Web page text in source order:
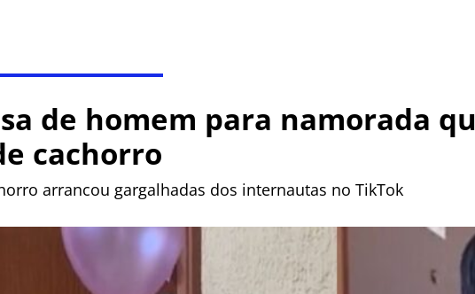
de homem para namorada
cachorro
arrancou gargalhadas dos internautas no TikTok